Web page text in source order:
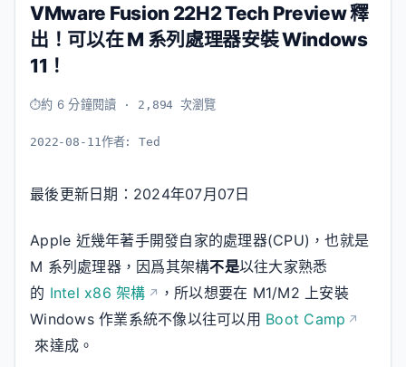
VMware Fusion 22H2 Tech Preview 釋
出！可以在 M 系列處理器安裝 Windows
11！
約 6 分鐘閱讀 · 2,894 次瀏覽
2022-08-11 作者:Ted
最後更新日期：2024年07月07日
Apple 近幾年著手開發自家的處理器(CPU)，也就是
M 系列處理器，因爲其架構不是以往大家熟悉
的 Intel x86 架構
，所以想要在 M1/M2 上安裝
Windows 作業系統不像以往可以用 Boot Camp
來達成。